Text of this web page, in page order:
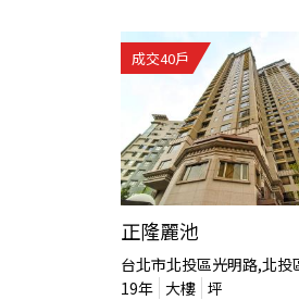
成交40戶
正隆麗池
台北市北投區光明路,北投
19年 大樓 坪